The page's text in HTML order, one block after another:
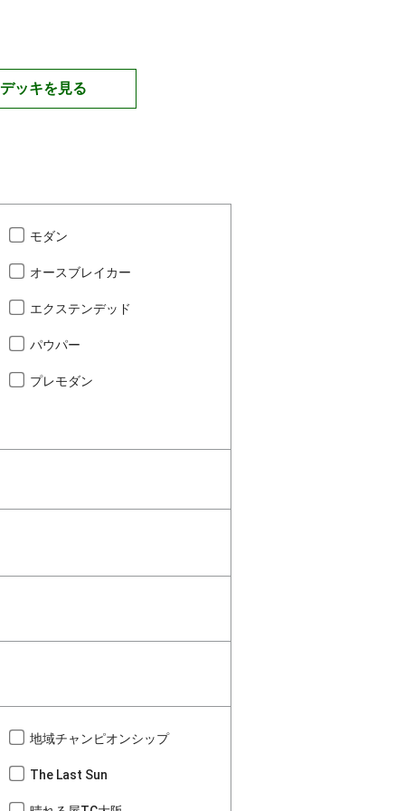
ッキを見る
モダン
オースブレイカー
エクステンデッド
パウパー
プレモダン
地域チャンピオンシップ
The Last Sun